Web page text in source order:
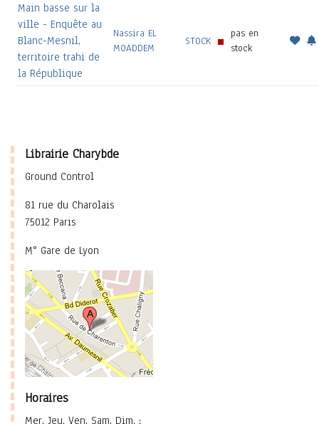
Main basse sur la
ville - Enquête au
Blanc-Mesnil,
territoire trahi de
la République
Nassira EL
MOADDEM
STOCK
pas en
stock
Librairie Charybde
Ground Control
81 rue du Charolais
75012 Paris
M° Gare de Lyon
Horaires
Mer. Jeu. Ven. Sam. Dim. :